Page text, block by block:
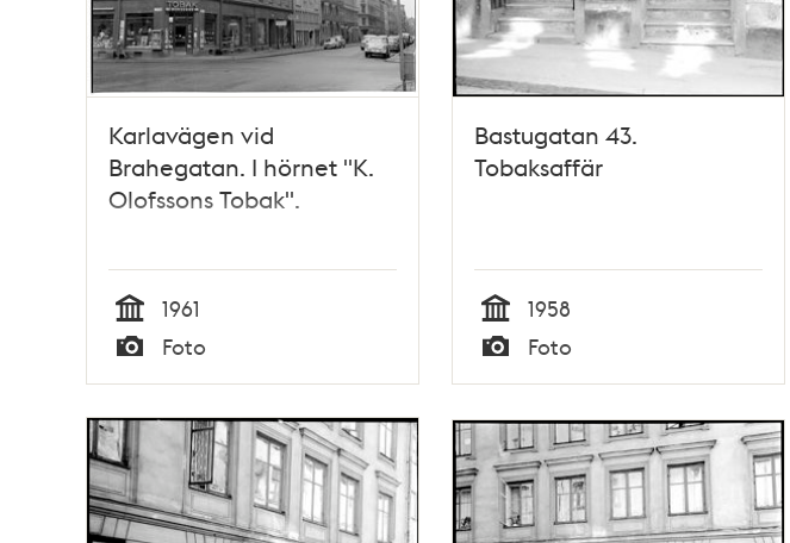
Karlavägen vid
Brahegatan. I hörnet "K.
Olofssons Tobak".
Tid
1961
Typ
Foto
Bastugatan 43.
Tobaksaffär
Tid
1958
Typ
Foto